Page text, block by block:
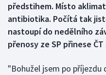
Florbal
Futsal
předstihem. Místo
antibiotika. Počítá tak
nastoupí do nedělního
přenosy ze SP přinese
"Bohužel jsem po příjezdu